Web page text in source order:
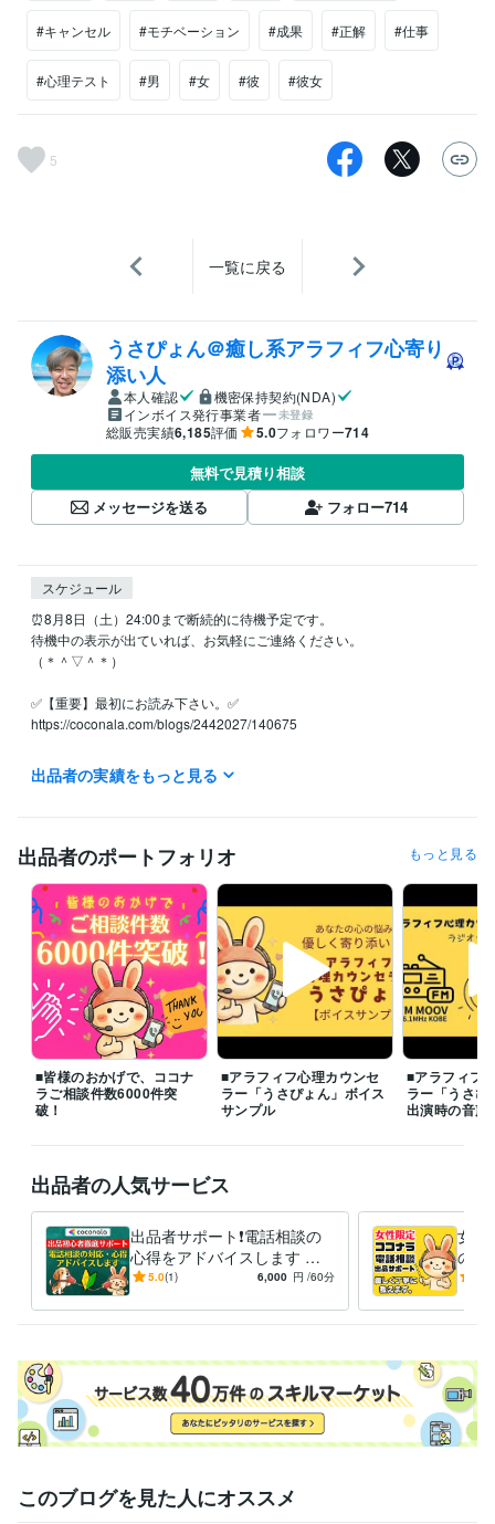
#キャンセル #モチベーション #成果 #正解 #仕事
#心理テスト #男 #女 #彼 #彼女
5
一覧に戻る
うさぴょん＠癒し系アラフィフ心寄り
添い人
本人確認
機密保持契約(NDA)
インボイス発行事業者
未登録
総販売実績6,185評価 5.0フォロワー714
無料で見積り相談
メッセージを送る
フォロー714
スケジュール
⏰8月8日（土）24:00まで断続的に待機予定です。
待機中の表示が出ていれば、お気軽にご連絡ください。
（＊＾▽＾＊）
✅【重要】最初にお読み下さい。✅
https://coconala.com/blogs/2442027/140675
✅ よくご相談いただくお悩み
◆片思いの悩み
◆夫婦関係・DV・モラハラ・離婚の悩み
◆セックスレスの悩み
◆毒親・子供、家庭の悩み
◆職場の人間関係の悩み
◆友達関係の悩み
◆ＨＳＰ（繊細さん）の悩み
◆仕事・転職・キャリアの悩み
◆お金の悩み
◆生き方・人生の悩み等
つらく苦しい気持ちやモヤモヤを少しでも早く手放し、心穏やかに過ご
せるよう、誠心誠意サポートいたします。どんなことでもお気軽にご相
談くださいね。
※離席中や通話中の場合でも、「この後お電話できますか？」などメッセ
折り返しご連絡し、優先的にご相談予約を承ります。
❤️うさぴょんの声（自己紹介）
https://coconala.com/blogs/2442027/760213
❤️うさぴょん【FMラジオ出演時の音声】
https://coconala.com/blogs/2442027/530041
経験職種
営業 / 個人営業 経験年数 : 25年
カスタマーサポート・カスタマーサクセス / カスタマーサポート・ヘ
ルプデスク
経験年数 : 18年
職歴
出品者の実績をもっと見る
出品者のポートフォリオ もっと見る
■皆様のおかげで、ココナ
ラご相談件数6000件突
破！
■アラフィフ心理カウンセ
ラー「うさぴょん」ボイス
サンプル
■アラフィフ
ラー「うさぴ
出演時の音声
出品者の人気サービス
出品者サポート❗電話相談の
心得をアドバイスします 登
録34日でプラチナ！実績600
5.0(1) 6,000 円 /60分
女性
の練
千件
このブログを見た人にオススメ